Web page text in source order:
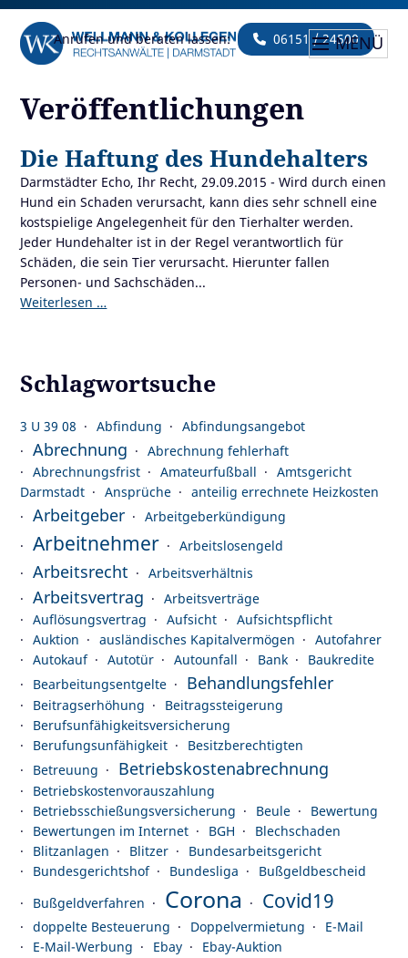
Anrufen und beraten lassen: 06151 / 24500MENÜ
Veröffentlichungen
Die Haftung des Hundehalters
Darmstädter Echo, Ihr Recht, 29.09.2015 - Wird durch einen
Hund ein Schaden verursacht, kann dies sehr schnell eine
kostspielige Angelegenheit für den Tierhalter werden.
Jeder Hundehalter ist in der Regel verantwortlich für
Schäden, die sein Tier verursacht. Hierunter fallen
Personen- und Sachschäden...
Weiterlesen …
Schlagwortsuche
3 U 39 08 Abfindung Abfindungsangebot
Abrechnung
Abrechnung fehlerhaft
Abrechnungsfrist
Amateurfußball
Amtsgericht
Darmstadt
Ansprüche anteilig errechnete Heizkosten
Arbeitgeber Arbeitgeberkündigung
Arbeitnehmer Arbeitslosengeld
Arbeitsrecht Arbeitsverhältnis
Arbeitsvertrag
Arbeitsverträge
Auflösungsvertrag
Aufsicht
Aufsichtspflicht
Auktion
ausländisches Kapitalvermögen
Autofahrer
Autokauf
Autotür Autounfall Bank
Baukredite
Bearbeitungsentgelte
Behandlungsfehler
Beitragserhöhung
Beitragssteigerung
Berufsunfähigkeitsversicherung
Berufungsunfähigkeit
Besitzberechtigten
Betreuung
Betriebskostenabrechnung
Betriebskostenvorauszahlung
Betriebsschießungsversicherung
Beule
Bewertung
Bewertungen im Internet
BGH
Blechschaden
Blitzanlagen
Blitzer
Bundesarbeitsgericht
Bundesgerichtshof
Bundesliga
Bußgeldbescheid
Bußgeldverfahren
Corona Covid19
doppelte Besteuerung Doppelvermietung
E-Mail
E-Mail-Werbung
Ebay Ebay-Auktion